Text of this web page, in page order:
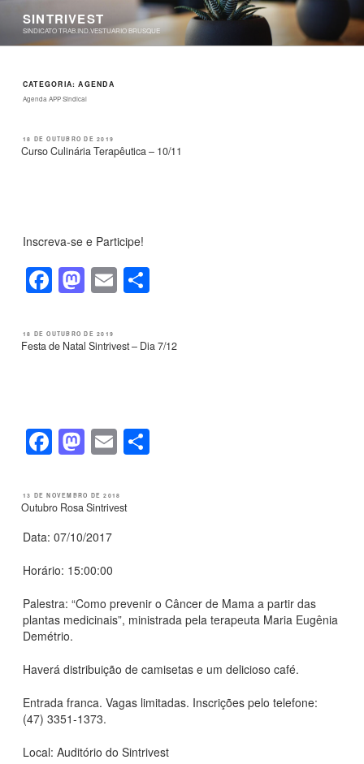
Pular
SINTRIVEST
SINDICATO TRAB.IND.VESTUARIO BRUSQUE
CATEGORIA:AGENDA
Agenda APP Sindical
PUBLICADO
18 DE OUTUBRO DE 2019
Curso Culinária Terapêutica – 10/11
Inscreva-se e Participe!
F
a
c
e
o
k
M
a
st
o
n
E
m
ail ar
e
PUBLICADO
EM
18 DE OUTUBRO DE 2019
Festa de Natal Sintrivest – Dia 7/12
F
c
e
b
o
o
k
M
st
o
d
o
n
E
ail
PUBLICADO
EM
13 DE NOVEMBRO DE 2018
Outubro Rosa Sintrivest
Data: 07/10/2017
Horário: 15:00:00
Palestra: “Como prevenir o Câncer de Mama a partir das
plantas medicinais”, ministrada pela terapeuta Maria Eugênia
Demétrio.
Haverá distribuição de camisetas e um delicioso café.
Entrada franca. Vagas limitadas. Inscrições pelo telefone:
(47) 3351-1373.
Local: Auditório do Sintrivest